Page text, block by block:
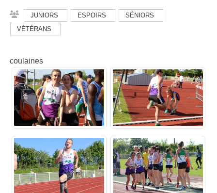
JUNIORS ESPOIRS
SÉNIORS
VÉTÉRANS
coulaines